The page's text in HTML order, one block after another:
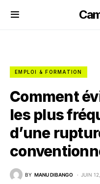
EMPLOI & FORMATION
Comment
les plus
d’une
BY MANU DIBANGO JUIN